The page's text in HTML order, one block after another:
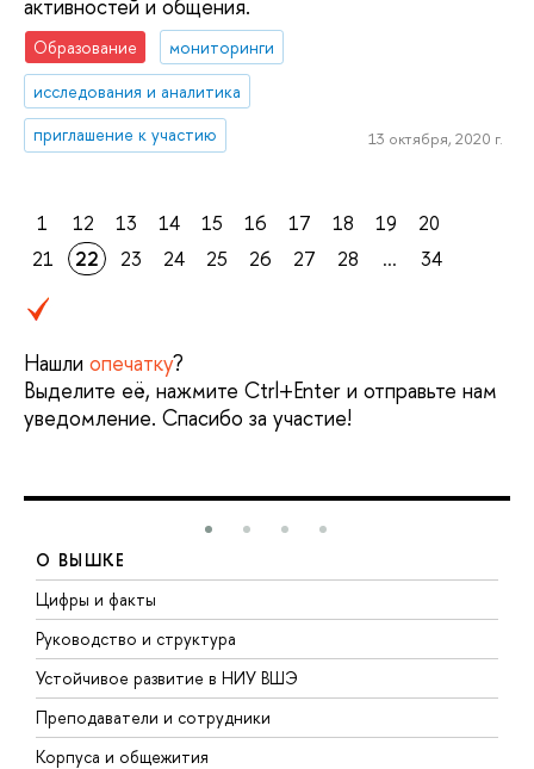
активностей и общения.
Образование
мониторинги
исследования и аналитика
приглашение к участию
13 октября, 2020 г.
1 12 13 14 15 16 17 18 19
20
21
22 23 24 25 26 27 28 ... 34
Нашли опечатку?
Выделите её, нажмите Ctrl+Enter и отправьте нам
уведомление. Спасибо за участие!
О ВЫШКЕ
Цифры и факты
Руководство и структура
Устойчивое развитие в НИУ ВШЭ
Преподаватели и сотрудники
Корпуса и общежития